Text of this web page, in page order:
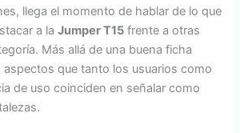
llega el momento de hablar de lo que
a laJumper T15 frente a otras
Más allá de una buena ficha
aspectos que tanto los usuarios como
de uso coinciden en señalar como